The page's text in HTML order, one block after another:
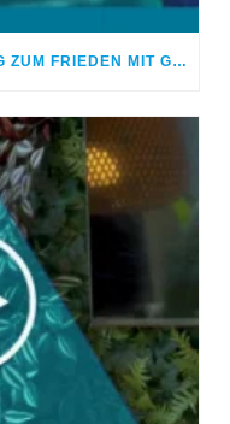
WRESTLING: VOM RUHM IM RING ZUM FRIEDEN MIT GOTT